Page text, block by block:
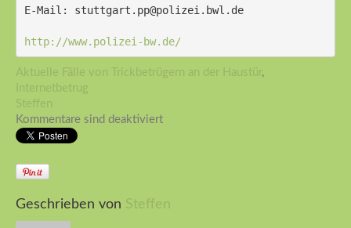
E-Mail: stuttgart.pp@polizei.bwl.de
http://www.polizei-bw.de/
Aktuelle Fälle von Trickbetrügern an der Haustür,
Internetbetrug
Steffen
Kommentare sind deaktiviert
Geschrieben von Steffen